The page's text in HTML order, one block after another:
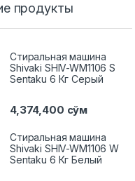
продукты
Стиральная машина
Shivaki SHIV-WM1106 S
Sentaku 6 Кг Серый
4,374,400 сўм
Стиральная машина
Shivaki SHIV-WM1106 W
Sentaku 6 Кг Белый